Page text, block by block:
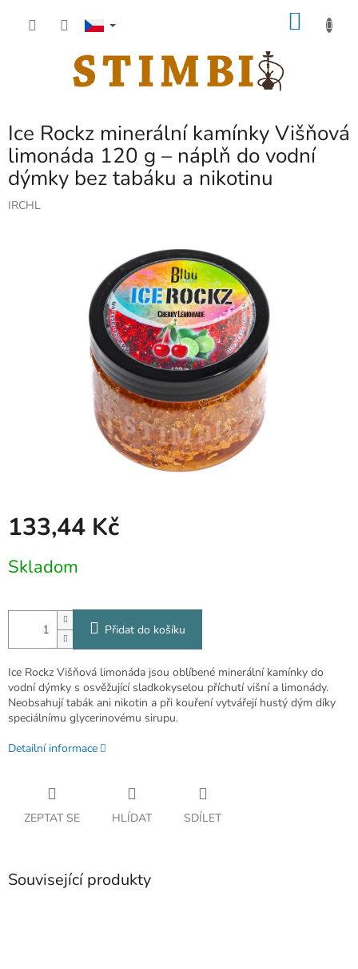
Ice Rockz minerální kamínky Višňová
limonáda 120 g – náplň do vodní
dýmky bez tabáku a nikotinu
IRCHL
133,44 Kč
cena:
Skladom
Přidat do košíku
Ice Rockz Višňová limonáda jsou oblíbené minerální kamínky do
vodní dýmky s osvěžující sladkokyselou příchutí višní a limonády.
Neobsahují tabák ani nikotin a při kouření vytvářejí hustý dým díky
speciálnímu glycerinovému sirupu.
Detailní informace
ZEPTAT SE HLÍDAT SDÍLET
Související produkty